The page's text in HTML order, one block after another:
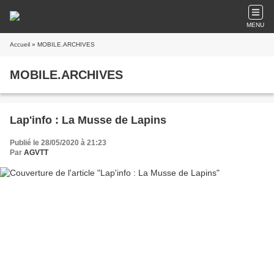
MENU
Accueil » MOBILE.ARCHIVES
MOBILE.ARCHIVES
Lap'info : La Musse de Lapins
Publié le 28/05/2020 à 21:23
Par AGVTT